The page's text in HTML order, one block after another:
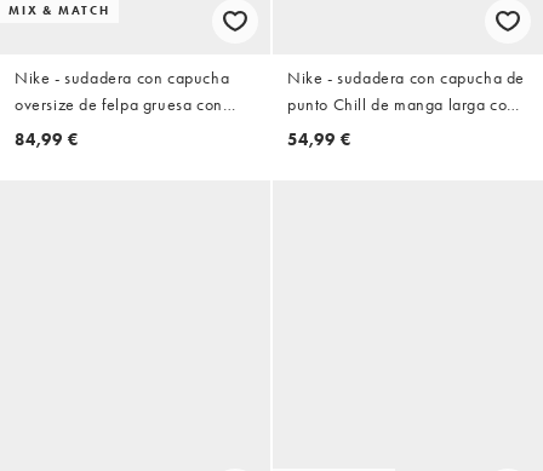
MIX & MATCH
Nike - sudadera con capucha
oversize de felpa gruesa con
cremallera en gris oscuro
84,99 €
Nike - sudadera con capucha de
punto Chill de manga larga con
cremallera en negro
54,99 €